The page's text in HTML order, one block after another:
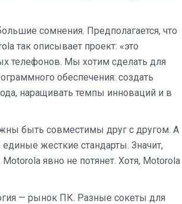
сомнения. Предполагается, что
так описывает проект: «это
телефонов. Мы хотим сделать для
обеспечения: создать
наращивать темпы инноваций и в
быть совместимы друг с другом. А
жесткие стандарты. Значит,
явно не потянет. Хотя, Motorola
— рынок ПК. Разные сокеты для